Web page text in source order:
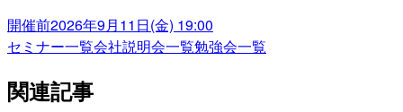
開催前2026年9月11日(金) 19:00
セミナー一覧会社説明会一覧勉強会一覧
関連記事